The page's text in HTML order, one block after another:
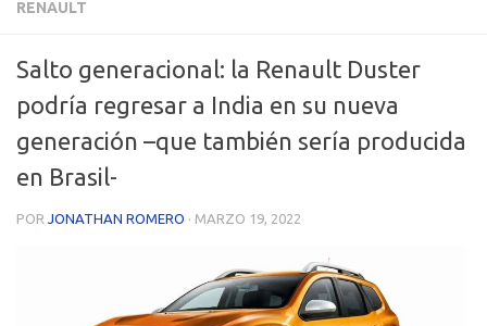
RENAULT
Salto generacional: la Renault Duster
podría regresar a India en su nueva
generación –que también sería producida
en Brasil-
POR JONATHAN ROMERO · MARZO 19, 2022